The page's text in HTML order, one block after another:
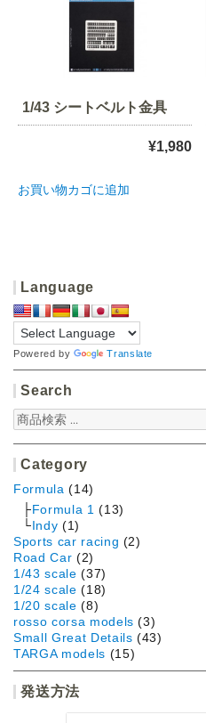
1/43 シートベルト金具
¥1,980
お買い物カゴに追加
Language
Powered by Translate
Search
検
索
対
象:Category
Formula (14)
Formula 1 (13)
Indy (1)
Sports car racing (2)
Road Car (2)
1/43 scale (37)
1/24 scale (18)
1/20 scale (8)
rosso corsa models (3)
Small Great Details (43)
TARGA models (15)
発送方法